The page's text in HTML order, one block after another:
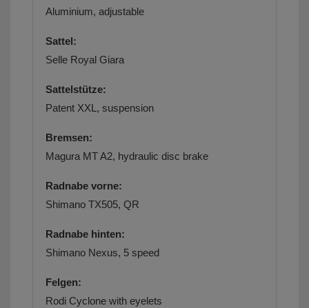
Aluminium, adjustable
Sattel:
Selle Royal Giara
Sattelstütze:
Patent XXL, suspension
Bremsen:
Magura MT A2, hydraulic disc brake
Radnabe vorne:
Shimano TX505, QR
Radnabe hinten:
Shimano Nexus, 5 speed
Felgen:
Rodi Cyclone with eyelets